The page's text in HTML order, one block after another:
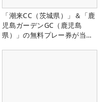
「潮来CC（茨城県）」＆「鹿
児島ガーデンGC（鹿児島
県）」の無料プレー券が当た